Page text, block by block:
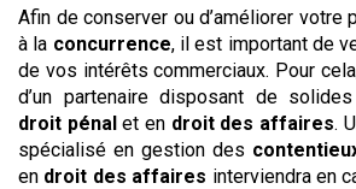
Afin de conserver ou d’améliorer votre
à la concurrence, il est important de
de vos intérêts commerciaux. Pour
d’un partenaire disposant de
droit pénalet en droit des affaires.
spécialisé en gestion des
en droit des affaires interviendra en